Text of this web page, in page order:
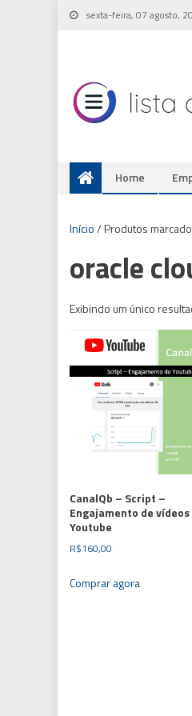
Skip sexta-feira, 07 agosto,
Home
Início/ Produtos
oracle
Exibindo um único
CanalQb – Script –
Engajamento de vídeos
Youtube
R$160,00
Comprar agora